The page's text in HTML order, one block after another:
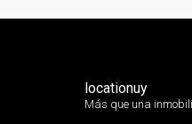
locationuy
Más que una